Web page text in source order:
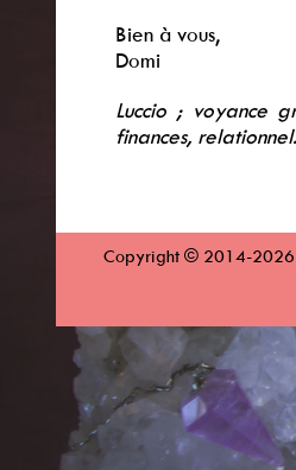
Bien à vous,
Domi
Luccio ; voyance
finances,
Copyright © 2014-2026